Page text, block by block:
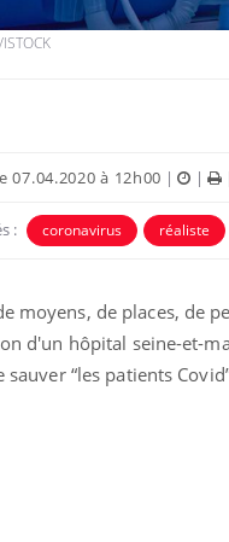
07.04.2020 à 12h00 | |
: coronavirus réaliste
moyens, de places, de
d'un hôpital seine-et-
sauver “les patients
et chaleur : ce
dit la science